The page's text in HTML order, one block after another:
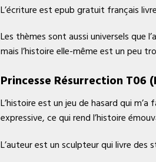
L’écriture est epub gratuit français
Les thèmes sont aussi universels que
mais l’histoire elle-même est un peu
Princesse Résurrection T06
L’histoire est un jeu de hasard qui
expressive, ce qui rend l’histoire
L’auteur est un sculpteur qui livre